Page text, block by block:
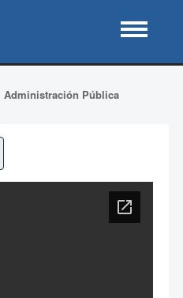
Administración Pública